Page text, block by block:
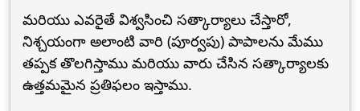
మరియు ఎవరైతే విశ్వసించి సత్కార్యాలు చేస్తారో,
నిశ్చయంగా అలాంటి వారి (పూర్వపు) పాపాలను మేము
తప్పక తొలగిస్తాము మరియు వారు చేసిన సత్కార్యాలకు
ఉత్తమమైన ప్రతిఫలం ఇస్తాము.